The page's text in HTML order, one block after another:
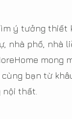
ý tưởng thiết
nhà phố, nhà
mong
bạn từ
thất.